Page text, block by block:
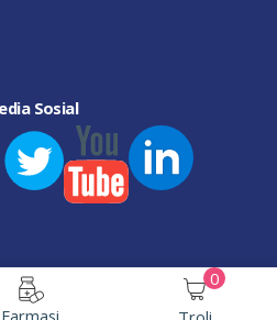
Tanya Doktor Atas Talian
Farmasi
0
Sosial